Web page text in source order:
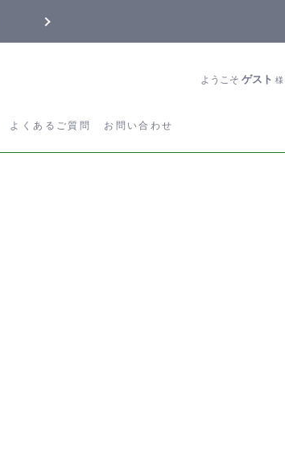
よくあるご質問 お問い合わせ
ようこそゲスト 様
よくあるご質問